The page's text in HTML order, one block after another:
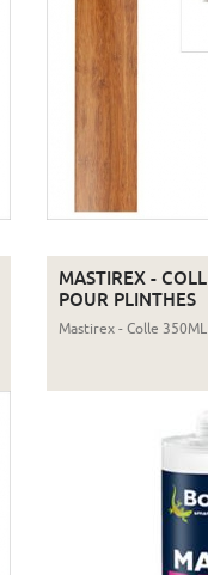
MASTIREX -
POUR PLINTHES
Mastirex - Colle